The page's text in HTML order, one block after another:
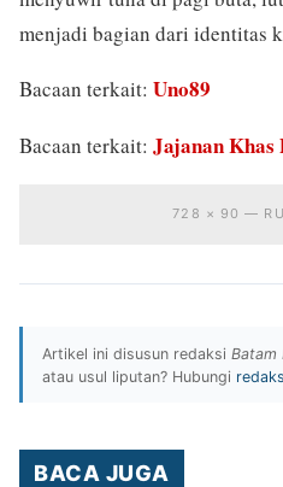
menjadi bagian dari identitas
Bacaan terkait: Uno89
Bacaan terkait: Jajanan Khas
728 × 90 —
Artikel ini disusun redaksi Batam
atau usul liputan? Hubungi
BACA JUGA